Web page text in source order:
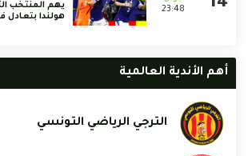
23:48
يهم المنتخب التونسي :
هولندا بتعادل في آخر
الأندية العالمية
الترجي الرياضي التونسي